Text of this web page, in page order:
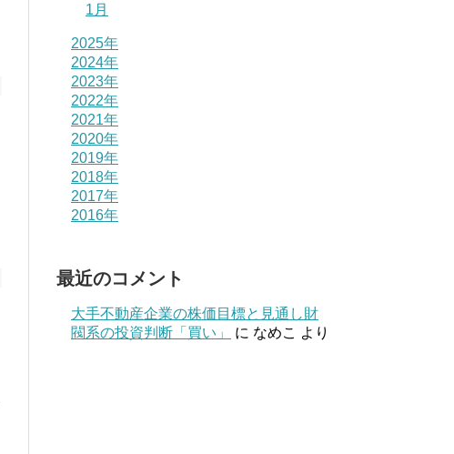
1月
2025年
2024年
2023年
2022年
2021年
2020年
2019年
2018年
2017年
2016年
最近のコメント
大手不動産企業の株価目標と見通し財
閥系の投資判断「買い」
に なめこ より